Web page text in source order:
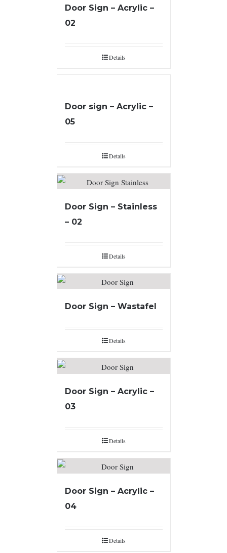
Door Sign – Acrylic –
02
Details
Door sign – Acrylic –
05
Details
Door Sign – Stainless
– 02
Details
Door Sign – Wastafel
Details
Door Sign – Acrylic –
03
Details
Door Sign – Acrylic –
04
Details